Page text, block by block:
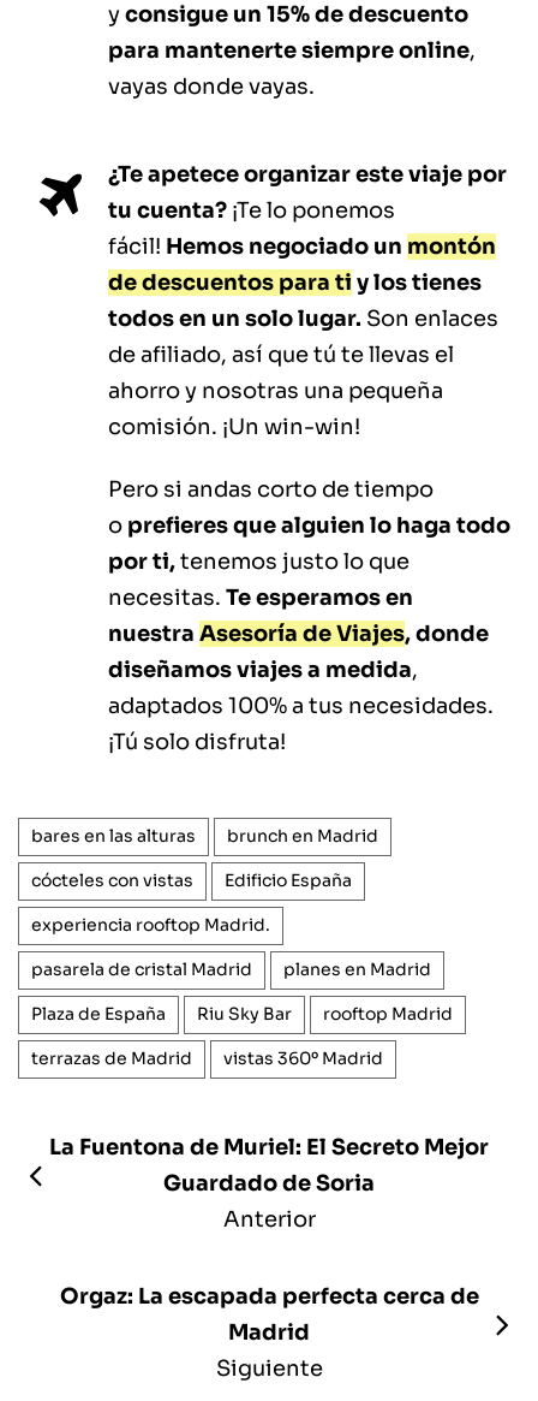
yconsigue un 15% de descuento
para mantenerte siempre online,
vayas donde vayas.
¿Te apetece organizar este viaje por
tu cuenta? ¡Te lo ponemos
fácil! Hemos negociado un montón
de descuentos para ti y los tienes
todos en un solo lugar. Son enlaces
de afiliado, así que tú te llevas el
ahorro y nosotras una pequeña
comisión. ¡Un win-win!
Pero si andas corto de tiempo
o prefieres que alguien lo haga todo
por ti,tenemos justo lo que
necesitas. Te esperamos en
nuestra Asesoría de Viajes, donde
diseñamos viajes a medida,
adaptados 100% a tus necesidades.
¡Tú solo disfruta!
bares en las alturas brunch en Madrid
cócteles con vistas Edificio España
experiencia rooftop Madrid.
pasarela de cristal Madrid planes en Madrid
Plaza de España Riu Sky Bar rooftop Madrid
terrazas de Madrid vistas 360º Madrid
La Fuentona de Muriel: El Secreto Mejor
Guardado de Soria
Anterior
Orgaz: La escapada perfecta cerca de
Madrid
Siguiente